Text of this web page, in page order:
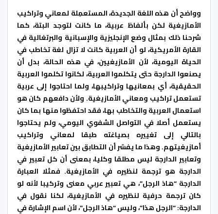
وواضح أن هذه اللغة الجديدة، المستعمِلة لمعاني وتراكيب
الأمازيغية لكن بألفاظ عربية، ما كانت لتوجد البتة، كما
شرحنا ذلك بمثال وضع الإنجليزية والإسبانية والبرتغالية في
القارة الأمريكية، لو أن العربية كانت لا تزال لغة تخاطب في
الحياة اليومية، لأن الأمازيغيين، في هذه الحالة، بدل أن
يصنعوا الدارجة حتى يتكلموا العربية، لكانوا تكلموا العربية
الحقيقية، أي بمعانيها وتراكيبها، ولما احتاجوا إلى عربية
تستعمل تراكيب ومعاني الأمازيغية. ولأن دافعهم كان هو
استعمال العربية والتخاطب بها، فقد احتفظوا منها بما كان
يستعمل أصلا في التواصل الشفوي اليومي، ولم يحتاجوا
بالتالي إلى تغييره بصياغته طبقا لمعاني وتراكيب
أمازيغيتهم. وهذا ما يفسّر أن التطابق بين تعابير الأمازيغية
وتعابير الدارجة ليس مطلقا وكليا، بمعنى أن كل تعبير في
الدارجة هو ترجمة لنظيره في الأمازيغية. فمثلا العبارة
الدارجة “هاذ الرجل”، هي تعبير عربي معنى وتركيبا لأنه لو
كان ترجمة حرفية لنظيره في الأمازيغية، لكنا نقول في
الدارجة: “الرجل هذا”، وليس “هاذ الرجل”، لأن اسم الإشارة في